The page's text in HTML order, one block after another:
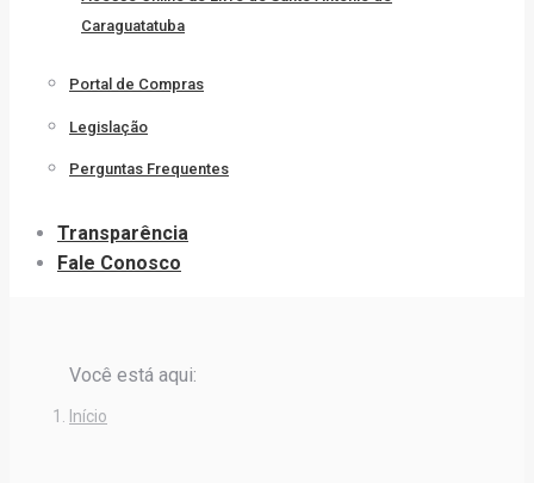
Caraguatatuba
Portal de Compras
Legislação
Perguntas Frequentes
Transparência
Fale Conosco
Você está aqui:
Início